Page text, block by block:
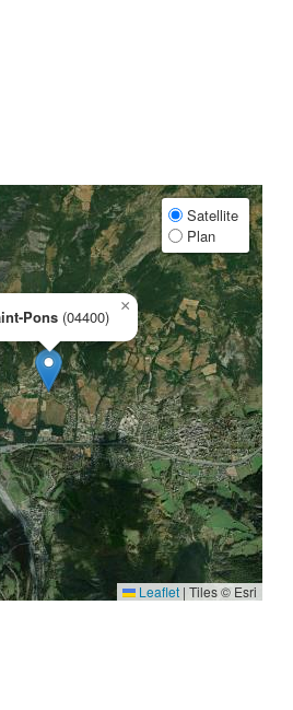
Pons (04400)
×
Satellite
Plan
Leaflet | Tiles © Esri